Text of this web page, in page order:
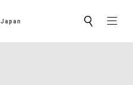
Japan サ
ト